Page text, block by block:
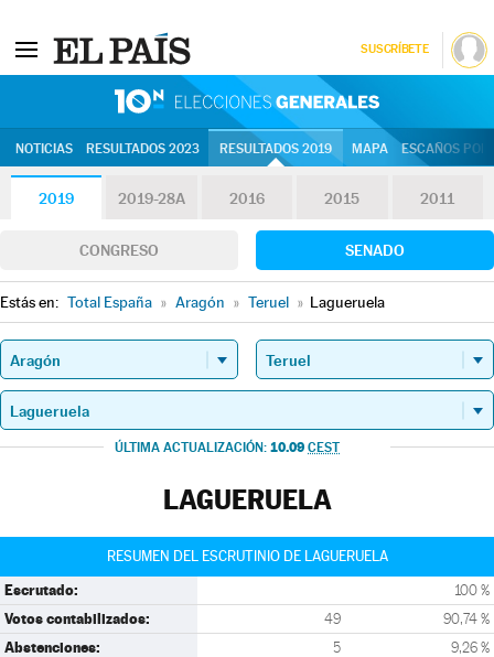
SUSCRÍBETE
NOTICIAS RESULTADOS 2023 RESULTADOS 2019 MAPA ESCAÑOS
2019 2019-28A 2016 2015 2011
CONGRESO SENADO
Estás en: Total España » Aragón » Teruel » Lagueruela
ÚLTIMA ACTUALIZACIÓN: 10.09 CEST
LAGUERUELA
RESUMEN DEL ESCRUTINIO DE LAGUERUELA
Escrutado: 100 %
Votos contabilizados: 49 90,74 %
Abstenciones: 5 9,26 %